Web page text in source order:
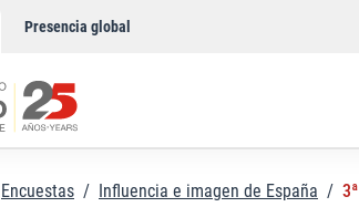
Presencia global
Encuestas / Influencia e imagen de España /